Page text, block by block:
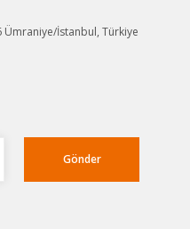
Ümraniye/İstanbul, Türkiye
Gönder